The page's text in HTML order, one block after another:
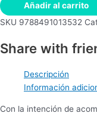
Añadir al carrito
SKU 9788491013532
Share with
Descripción
Información
Con la intención de